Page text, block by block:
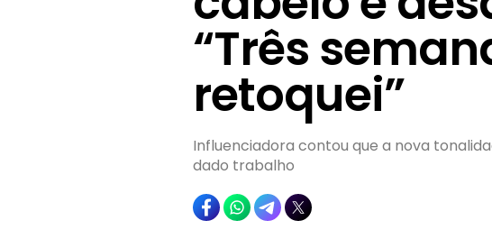
“Três
retoquei”
Influenciadora contou que a nova
dado trabalho